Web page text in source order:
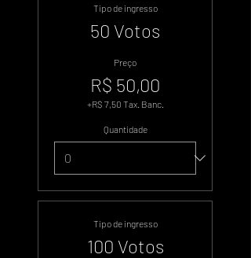
Tipo de ingresso
50 Votos
Preço
R$ 50,00
+R$ 7,50 Tax. Banc.
Quantidade
Tipo de ingresso
100 Votos